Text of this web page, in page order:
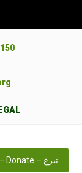
Don – Donate – تبرع